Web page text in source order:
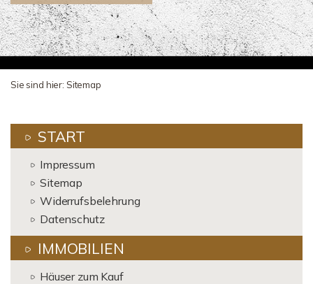
Sie sind hier: Sitemap
START
Impressum
Sitemap
Widerrufsbelehrung
Datenschutz
IMMOBILIEN
Häuser zum Kauf